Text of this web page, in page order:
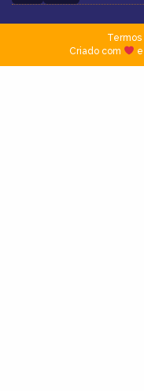
Termos|
Criado com
e